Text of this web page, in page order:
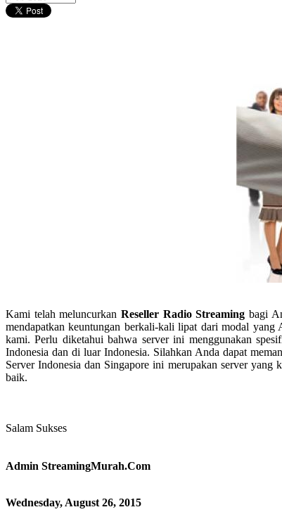
Kami telah meluncurkan Reseller Radio Streaming bagi
mendapatkan keuntungan berkali-kali lipat dari modal yang
kami. Perlu diketahui bahwa server ini menggunakan
Indonesia dan di luar Indonesia. Silahkan Anda dapat
Server Indonesia dan Singapore ini merupakan server yang
baik.
Salam Sukses
Admin StreamingMurah.Com
Wednesday, August 26, 2015